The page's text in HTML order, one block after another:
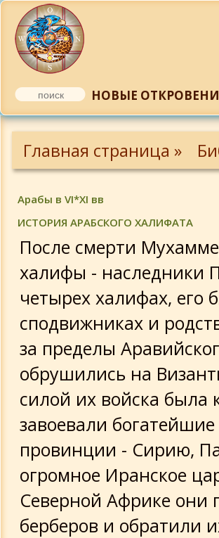
НОВЫЕ
Главная страница »
Арабы в VI*XI вв
ИСТОРИЯ АРАБСКОГО ХАЛИФАТА
После смерти
халифы - наследники
четырех халифах, его
сподвижниках и
за пределы
обрушились на
силой их войска
завоевали
провинции - Сирию,
огромное Иранское
Северной Африке они
берберов и обратили
Заратуштра, В. Тороп
Отрывок из книги Ю.
Вл. Соловьев. Магомет
Плащаница Христа из
О плащанице
Письмо об Иисусе
Жизнь Мухаммеда с т.з.
Некоторые черты
Посланника
Пророк Мухаммед
Моисей